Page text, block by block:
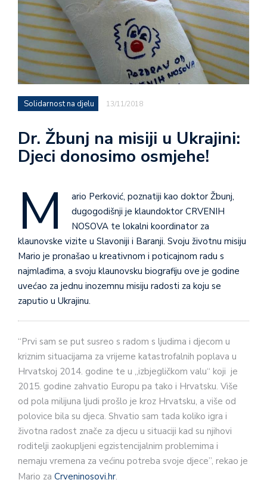
Solidarnost na djelu 13/11/2018
Dr. Žbunj na misiji u Ukrajini:
Djeci donosimo osmjehe!
M
ario Perković, poznatiji kao doktor Žbunj,
dugogodišnji je klaundoktor CRVENIH
NOSOVA te lokalni koordinator za
klaunovske vizite u Slavoniji i Baranji. Svoju životnu misiju
Mario je pronašao u kreativnom i poticajnom radu s
najmlađima, a svoju klaunovsku biografiju ove je godine
uvećao za jednu inozemnu misiju radosti za koju se
zaputio u Ukrajinu.
“Prvi sam se put susreo s radom s ljudima i djecom u
kriznim situacijama za vrijeme katastrofalnih poplava u
Hrvatskoj 2014. godine te u „izbjegličkom valu“ koji je
2015. godine zahvatio Europu pa tako i Hrvatsku. Više
od pola milijuna ljudi prošlo je kroz Hrvatsku, a više od
polovice bila su djeca. Shvatio sam tada koliko igra i
životna radost znače za djecu u situaciji kad su njihovi
roditelji zaokupljeni egzistencijalnim problemima i
nemaju vremena za većinu potreba svoje djece”, rekao je
Mario za Crveninosovi.hr.